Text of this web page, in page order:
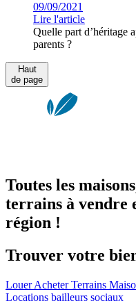
09/09/2021
Lire l'article
Quelle part d’héritage
parents ?
Haut
de page
Toutes les
terrains à vendre
région !
Trouver votre
LouerAcheterTerrains
Locations bailleurs sociaux